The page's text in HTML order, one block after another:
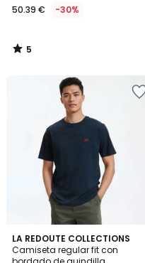
50.39 € -30%
5
/
LA REDOUTE COLLECTIONS
Camiseta regular fit con
5
/
5
2
Colores